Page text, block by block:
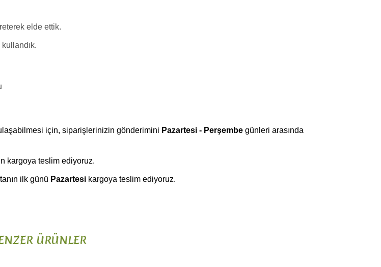
elde ettik.
için, siparişlerinizin gönderimini Pazartesi - Perşembe günleri arasında
kargoya teslim ediyoruz.
ilk günü Pazartesi kargoya teslim ediyoruz.
ÜRÜNLER